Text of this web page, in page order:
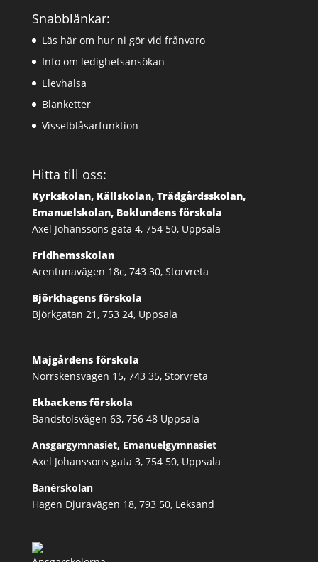
Snabblänkar:
Läs här om hur ni gör vid frånvaro
Info om ledighetsansökan
Elevhälsa
Blanketter
Visselblåsarfunktion
Hitta till oss:
Kyrkskolan, Källskolan, Trädgårdsskolan,
Emanuelskolan, Boklundens förskola
Axel Johanssons gata 4, 754 50, Uppsala
Fridhemsskolan
Ärentunavägen 18c, 743 30, Storvreta
Björkhagens förskola
Björkgatan 21, 753 24, Uppsala
Majgårdens förskola
Norrskensvägen 15, 743 35, Storvreta
Ekbackens förskola
Bandstolsvägen 63, 756 48 Uppsala
Ansgargymnasiet, Emanuelgymnasiet
Axel Johanssons gata 3, 754 50, Uppsala
Banérskolan
Hagen Djuravägen 18, 793 50, Leksand